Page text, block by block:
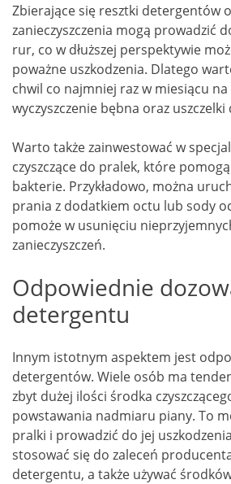
Zbierające się resztki detergentów
zanieczyszczenia mogą prowadzić
rur, co w dłuższej perspektywie
poważne uszkodzenia. Dlatego
chwil co najmniej raz w miesiącu na
wyczyszczenie bębna oraz uszczelki
Warto także zainwestować w
czyszczące do pralek, które
bakterie. Przykładowo, można
prania z dodatkiem octu lub sody
pomoże w usunięciu
zanieczyszczeń.
Odpowiednie
detergentu
Innym istotnym aspektem jest
detergentów. Wiele osób ma
zbyt dużej ilości środka
powstawania nadmiaru piany. To
pralki i prowadzić do jej
stosować się do zaleceń
detergentu, a także używać